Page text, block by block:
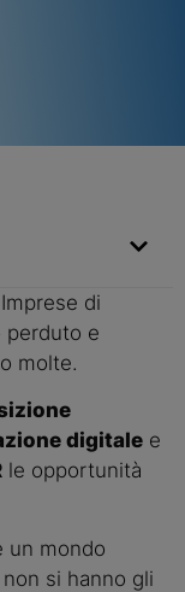
di
perduto e
molte.
digitale e
le opportunità
un mondo
si hanno gli